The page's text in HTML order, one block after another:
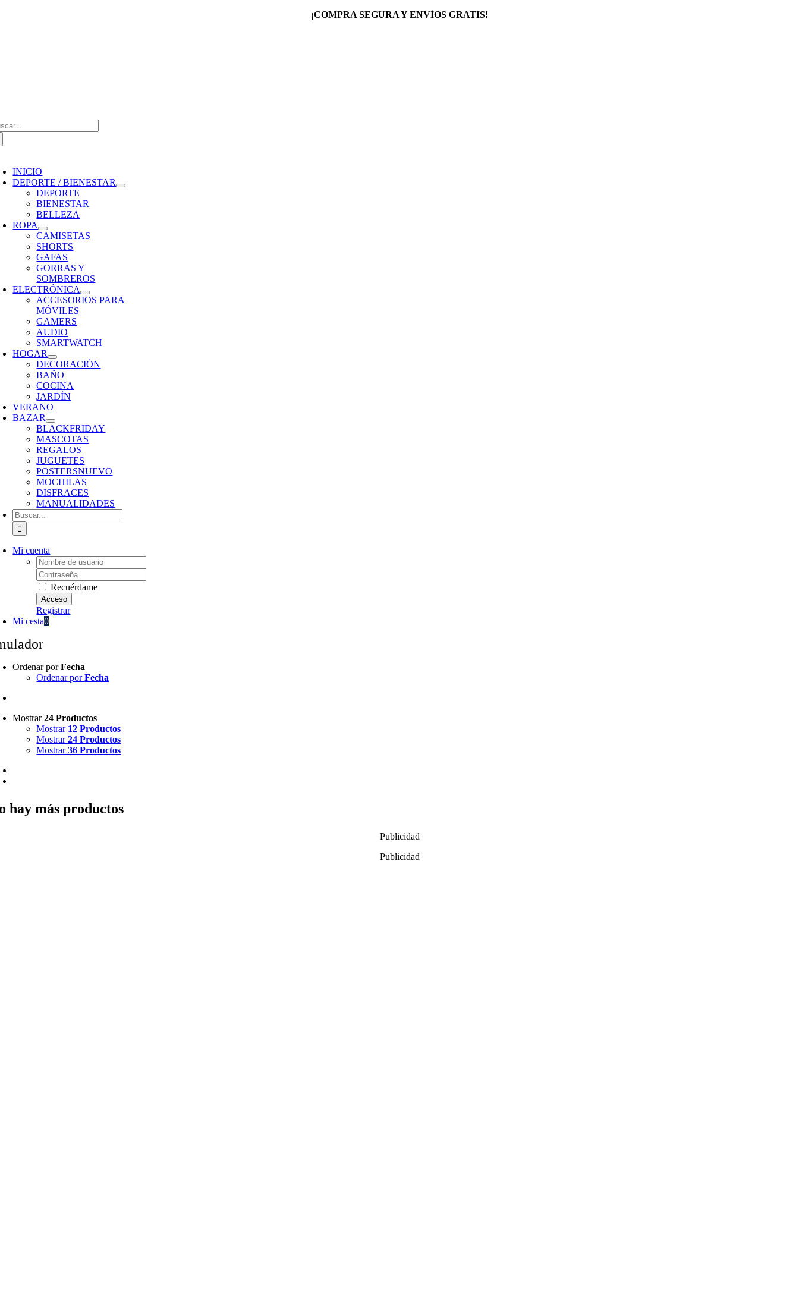
¡COMPRA SEGURA Y ENVÍOS GRATIS!
INICIO
DEPORTE / BIENESTAR
DEPORTE
BIENESTAR
BELLEZA
ROPA
CAMISETAS
SHORTS
GAFAS
GORRAS Y
SOMBREROS
ELECTRÓNICA
ACCESORIOS PARA
MÓVILES
GAMERS
AUDIO
SMARTWATCH
HOGAR
DECORACIÓN
BAÑO
COCINA
JARDÍN
VERANO
BAZAR
BLACKFRIDAY
MASCOTAS
REGALOS
JUGUETES
POSTERSNUEVO
MOCHILAS
DISFRACES
MANUALIDADES
Buscar:
Mi cuenta
Username:
Password:
Recuérdame
Registrar
Mi cesta0
Ordenar porFecha
Ordenar porFecha
Mostrar24 Productos
Mostrar 12 Productos
Mostrar24 Productos
Mostrar36 Productos
hay más productos
Publicidad
Publicidad